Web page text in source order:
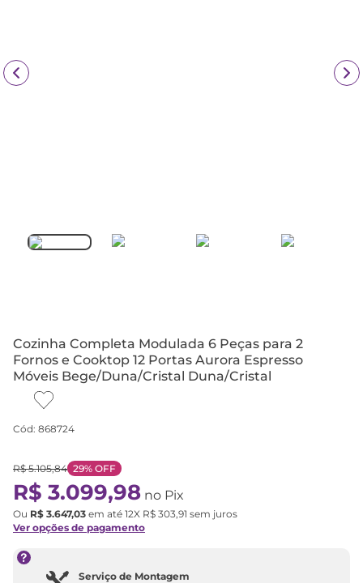
Cozinha Completa Modulada 6 Peças para 2
Fornos e Cooktop 12 Portas Aurora Espresso
Móveis Bege/Duna/Cristal Duna/Cristal
Cód: 868724
R$ 5.105,84 29% OFF
R$ 3.099,98 no Pix
Ou R$ 3.647,03 em até 12X R$ 303,91 sem juros
Ver opções de pagamento
Serviço de Montagem